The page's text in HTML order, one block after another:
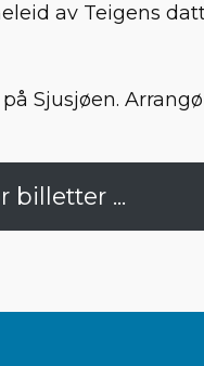
av Teigens
Sjusjøen.
billetter ...